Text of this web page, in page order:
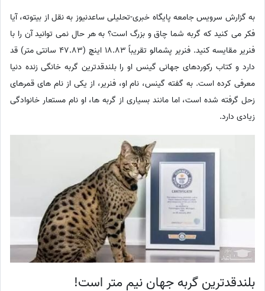
به گزارش سرویس جامعه پایگاه خبری-تحلیلی ساعدنیوز به نقل از بیتوته، آیا
فکر می کنید که گربه شما چاق و بزرگ است؟ به هر حال نمی توانید آن را با
فنریر مقایسه کنید. فنریر پشمالو تقریباً 18.83 اینچ (47.83 سانتی متر) قد
دارد و کتاب رکوردهای جهانی گینس او را بلندقدترین گربه خانگی زنده دنیا
معرفی کرده است. به گفته گینس، نام او، فنریر، از یکی از نام های قمرهای
زحل گرفته شده است، اما مانند بسیاری از گربه ها، او نام مستعار خانوادگی
زیادی دارد.
بلندقدترین گربه جهان نیم متر است!